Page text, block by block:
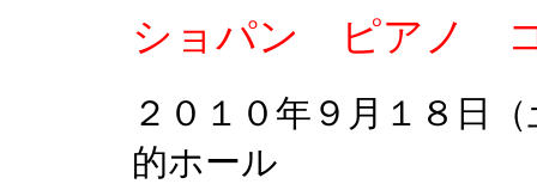
ショパン ピアノ
２０１０年９月１８
的ホール